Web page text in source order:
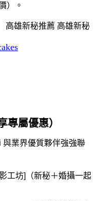
）。
專屬優惠）
業界優質夥伴強強聯
工坊]（新秘＋婚攝一起